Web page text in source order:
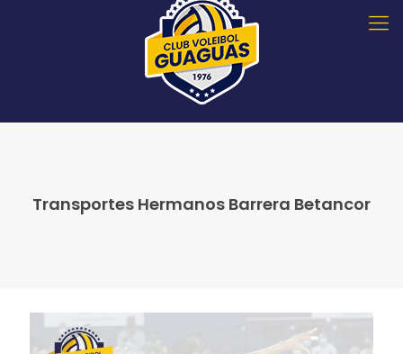
Transportes Hermanos Barrera Betancor